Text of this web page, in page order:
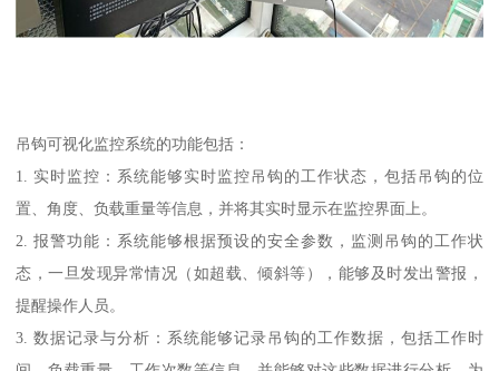
吊钩可视化监控系统的功能包括：
1. 实时监控：系统能够实时监控吊钩的工作状态，包括吊钩的位
置、角度、负载重量等信息，并将其实时显示在监控界面上。
2. 报警功能：系统能够根据预设的安全参数，监测吊钩的工作状
态，一旦发现异常情况（如超载、倾斜等），能够及时发出警报，
提醒操作人员。
3. 数据记录与分析：系统能够记录吊钩的工作数据，包括工作时